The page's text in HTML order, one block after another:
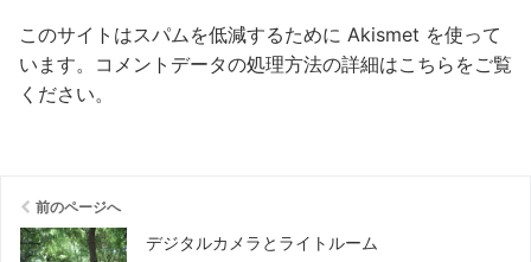
このサイトはスパムを低減するために Akismet を使って
います。 コメントデータの処理方法の詳細はこちらをご覧
ください。
前のページへ
デジタルカメラとライトルーム